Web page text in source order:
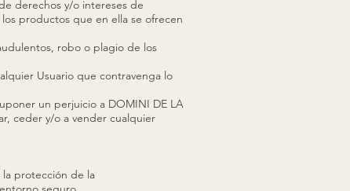
derechos y/o intereses de
productos que en ella se ofrecen
robo o plagio de los
Usuario que contravenga lo
un perjuicio a DOMINI DE LA
ceder y/o a vender cualquier
la protección de la